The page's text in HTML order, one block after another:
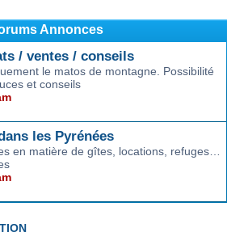
Annonces
/ ventes / conseils
le matos de montagne. Possibilité
et conseils
les Pyrénées
en matière de gîtes, locations, refuges…